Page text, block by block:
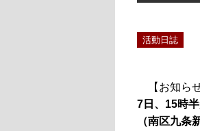
活動日誌
【お知ら
7日、15時
（南区九条